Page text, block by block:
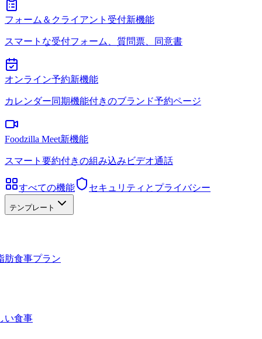
フォーム＆クライアント受付新機能
スマートな受付フォーム、質問票、同意書
オンライン予約新機能
カレンダー同期機能付きのブランド予約ページ
Foodzilla Meet新機能
スマート要約付きの組み込みビデオ通話
すべての機能 セキュリティとプライバシー
テンプレート
肪食事プラン
い食事